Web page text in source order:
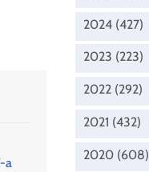
a
2024 (427)
2023 (223)
2022 (292)
2021 (432)
2020 (608)